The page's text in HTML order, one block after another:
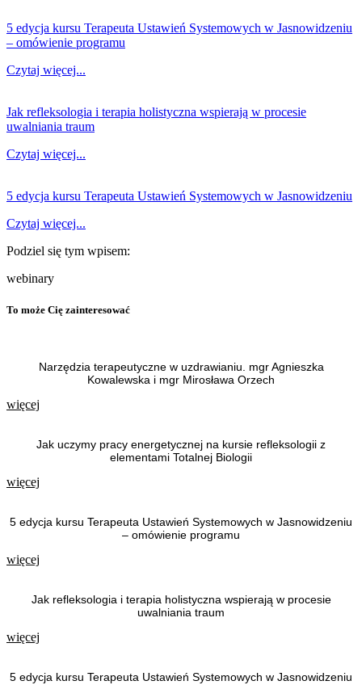
5 edycja kursu Terapeuta Ustawień Systemowych w Jasnowidzeniu
– omówienie programu
Czytaj więcej...
Jak refleksologia i terapia holistyczna wspierają w procesie
uwalniania traum
Czytaj więcej...
5 edycja kursu Terapeuta Ustawień Systemowych w Jasnowidzeniu
Czytaj więcej...
Podziel się tym wpisem:
webinary
To może Cię zainteresować
Narzędzia terapeutyczne w uzdrawianiu. mgr Agnieszka
Kowalewska i mgr Mirosława Orzech
więcej
Jak uczymy pracy energetycznej na kursie refleksologii z
elementami Totalnej Biologii
więcej
5 edycja kursu Terapeuta Ustawień Systemowych w Jasnowidzeniu
– omówienie programu
więcej
Jak refleksologia i terapia holistyczna wspierają w procesie
uwalniania traum
więcej
5 edycja kursu Terapeuta Ustawień Systemowych w Jasnowidzeniu